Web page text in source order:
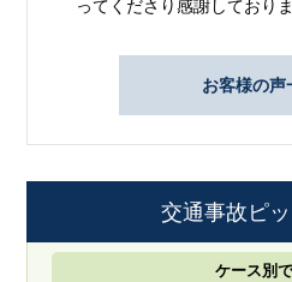
ってくださり感謝しておりま
お客様の声
交通事故ピ
ケース別